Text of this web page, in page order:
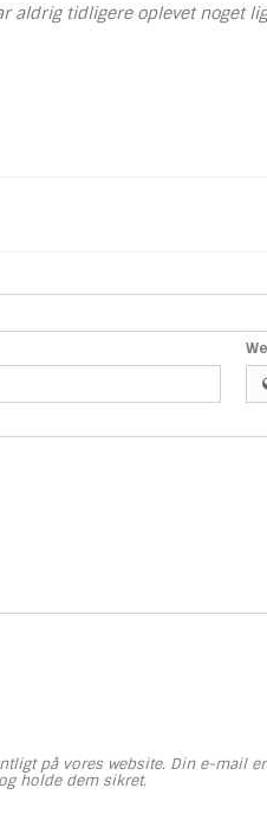
aldrig tidligere oplevet noget
på vores website. Din e-mail
holde dem sikret.